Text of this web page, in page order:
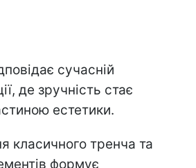
сучасній
де зручність стає
естетики.
класичного тренча та
формує